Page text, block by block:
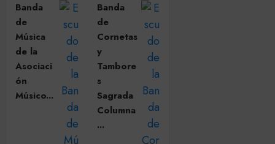
Banda
de
Música
de la
Asociaci
ón
Músico...
Banda
de
Cornetas
y
Tambore
s
Sagrada
Columna
...